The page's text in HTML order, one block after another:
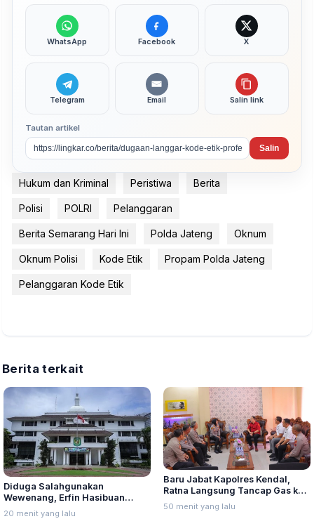
WhatsApp Facebook X
Telegram Email Salin link
Tautan artikel
Salin
Hukum dan Kriminal Peristiwa Berita
Polisi POLRI Pelanggaran
Berita Semarang Hari Ini Polda Jateng Oknum
Oknum Polisi Kode Etik Propam Polda Jateng
Pelanggaran Kode Etik
Berita terkait
Diduga Salahgunakan
Wewenang, Erfin Hasibuan
Dinonaktifkan dari Jabatan
Lurah Aur Kota Medan
20 menit yang lalu
Baru Jabat Kapolres Kendal,
Ratna Langsung Tancap Gas ke
Kantor Kejaksaan Negeri
50 menit yang lalu